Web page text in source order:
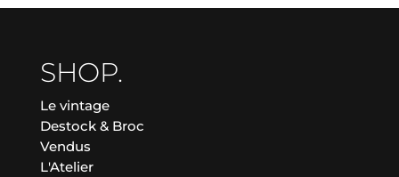
SHOP.
Le vintage
Destock & Broc
Vendus
L'Atelier